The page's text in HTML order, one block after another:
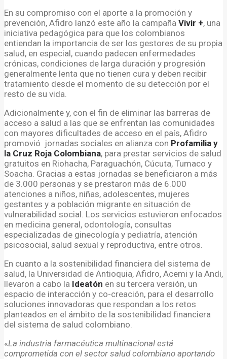
En su compromiso con el aporte a la promoción y
prevención, Afidro lanzó este año la campaña Vivir +, una
iniciativa pedagógica para que los colombianos
entiendan la importancia de ser los gestores de su propia
salud, en especial, cuando padecen enfermedades
crónicas, condiciones de larga duración y progresión
generalmente lenta que no tienen cura y deben recibir
tratamiento desde el momento de su detección por el
resto de su vida.
Adicionalmente y, con el fin de eliminar las barreras de
acceso a salud a las que se enfrentan las comunidades
con mayores dificultades de acceso en el país, Afidro
promovió jornadas sociales en alianza con Profamilia y
la Cruz Roja Colombiana, para prestar servicios de salud
gratuitos en Riohacha, Paraguachón, Cúcuta, Tumaco y
Soacha. Gracias a estas jornadas se beneficiaron a más
de 3.000 personas y se prestaron más de 6.000
atenciones a niños, niñas, adolescentes, mujeres
gestantes y a población migrante en situación de
vulnerabilidad social. Los servicios estuvieron enfocados
en medicina general, odontología, consultas
especializadas de ginecología y pediatría, atención
psicosocial, salud sexual y reproductiva, entre otros.
En cuanto a la sostenibilidad financiera del sistema de
salud, la Universidad de Antioquia, Afidro, Acemi y la Andi,
llevaron a cabo la Ideatón en su tercera versión, un
espacio de interacción y co-creación, para el desarrollo
soluciones innovadoras que respondan a los retos
planteados en el ámbito de la sostenibilidad financiera
del sistema de salud colombiano.
«La industria farmacéutica multinacional está
comprometida con el sector salud colombiano aportando